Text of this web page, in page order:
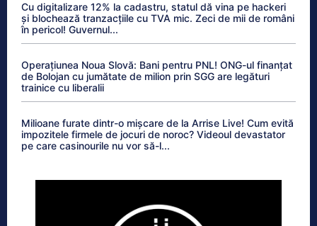
Cu digitalizare 12% la cadastru, statul dă vina pe hackeri
și blochează tranzacțiile cu TVA mic. Zeci de mii de români
în pericol! Guvernul...
Operațiunea Noua Slovă: Bani pentru PNL! ONG-ul finanțat
de Bolojan cu jumătate de milion prin SGG are legături
trainice cu liberalii
Milioane furate dintr-o mișcare de la Arrise Live! Cum evită
impozitele firmele de jocuri de noroc? Videoul devastator
pe care casinourile nu vor să-l...